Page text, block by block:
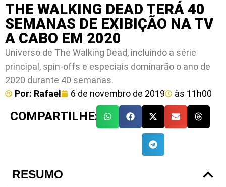
THE WALKING DEAD TERÁ 40
SEMANAS DE EXIBIÇÃO NA TV
A CABO EM 2020
Universo de The Walking Dead, incluindo a série
principal, spin-offs e especiais dominarão o ano de
2020 durante 40 semanas.
Por: Rafael 6 de novembro de 2019 às 11h00
COMPARTILHE:
RESUMO